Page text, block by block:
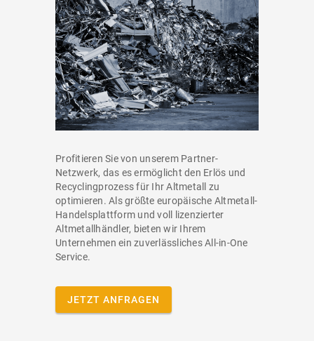
Profitieren Sie von unserem Partner-
Netzwerk, das es ermöglicht den Erlös und
Recyclingprozess für Ihr Altmetall zu
optimieren. Als größte europäische Altmetall-
Handelsplattform und voll lizenzierter
Altmetallhändler, bieten wir Ihrem
Unternehmen ein zuverlässliches All-in-One
Service.
JETZT ANFRAGEN